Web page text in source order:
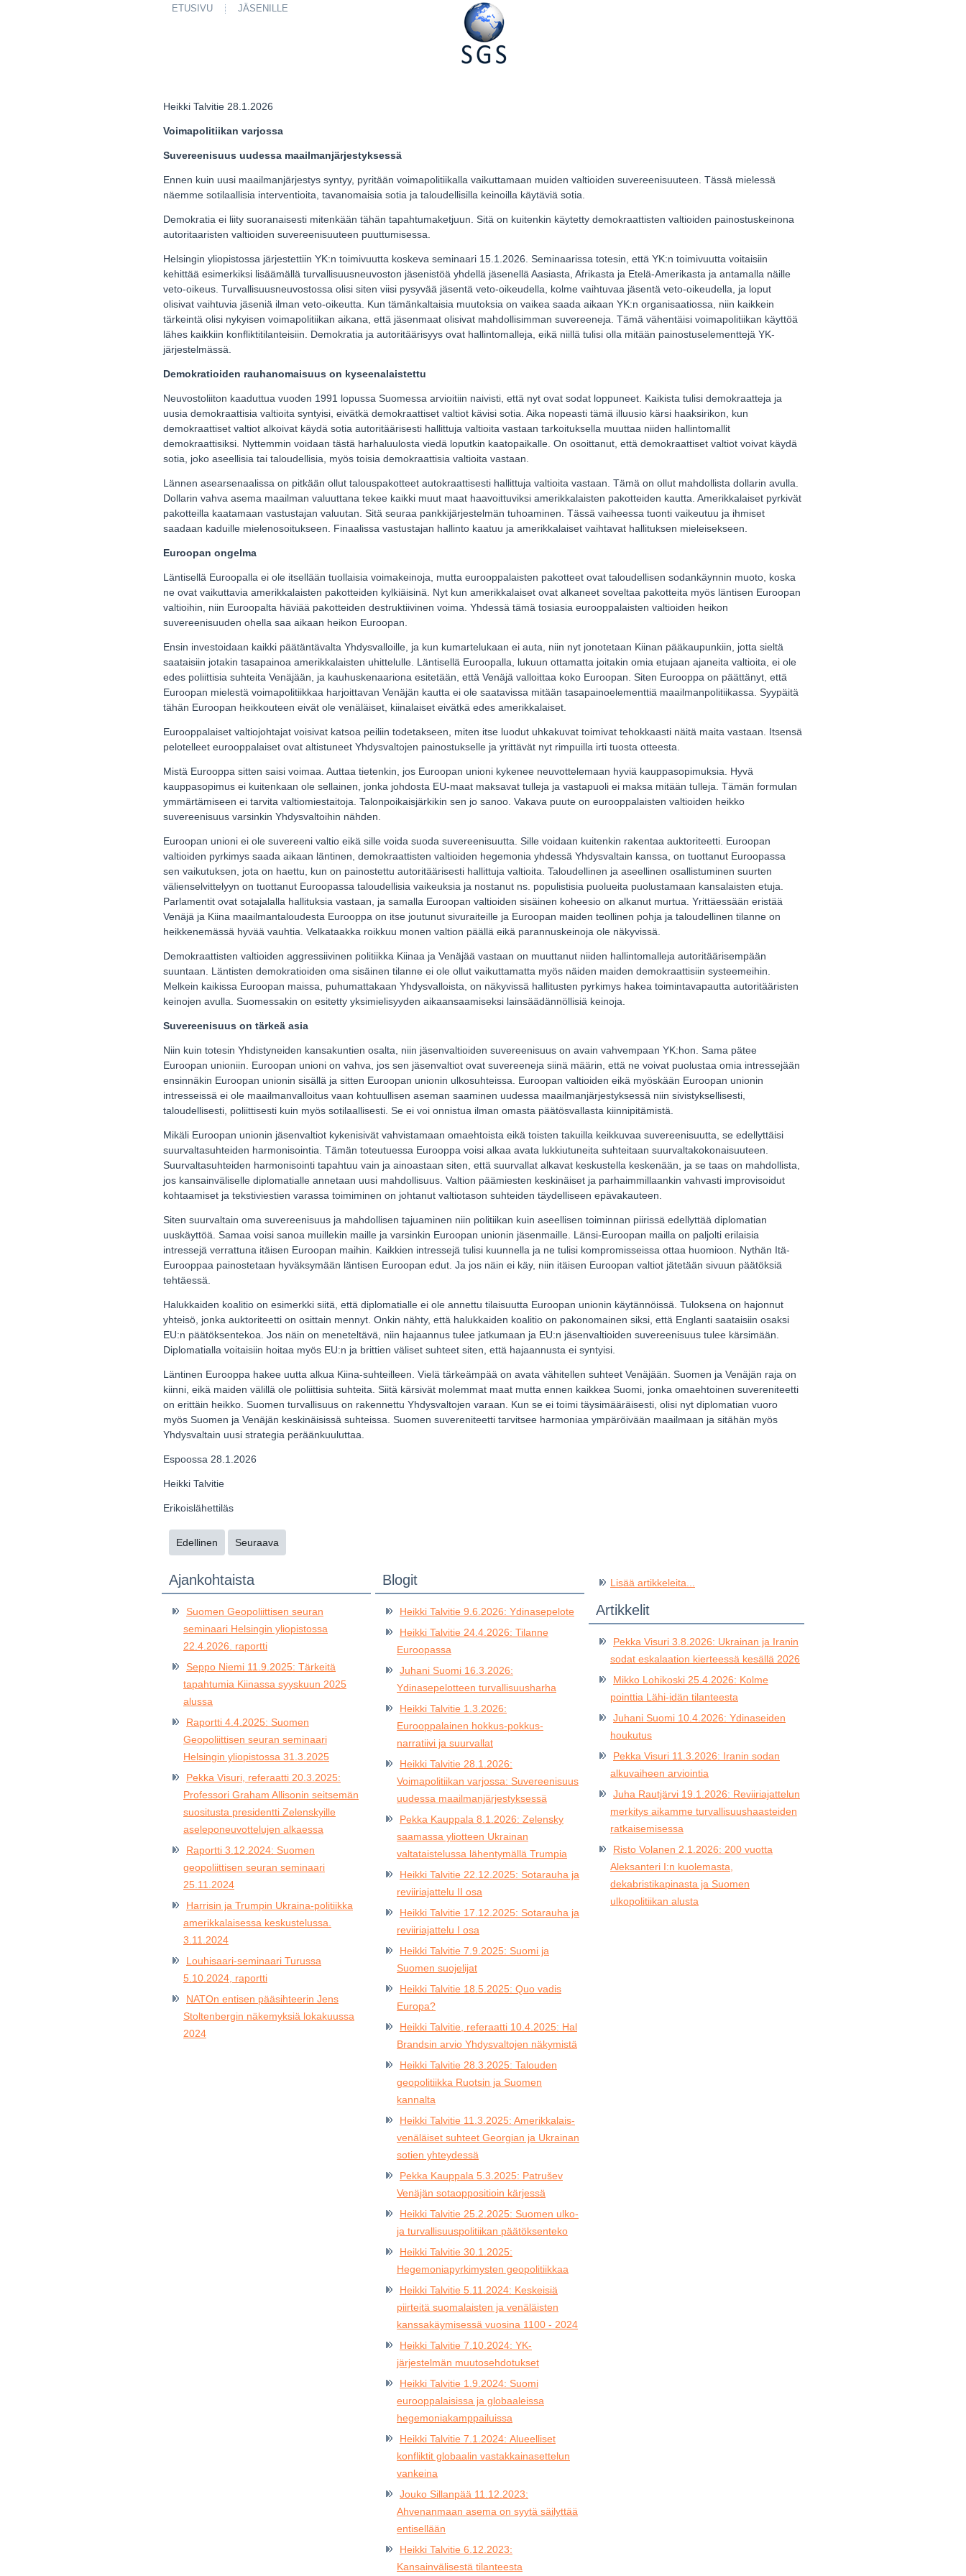
ETUSIVU JÄSENILLE
Heikki Talvitie 28.1.2026
Voimapolitiikan varjossa
Suvereenisuus uudessa maailmanjärjestyksessä
Ennen kuin uusi maailmanjärjestys syntyy, pyritään voimapolitiikalla vaikuttamaan muiden valtioiden suvereenisuuteen. Tässä mielessä
näemme sotilaallisia interventioita, tavanomaisia sotia ja taloudellisilla keinoilla käytäviä sotia.
Demokratia ei liity suoranaisesti mitenkään tähän tapahtumaketjuun. Sitä on kuitenkin käytetty demokraattisten valtioiden painostuskeinona
autoritaaristen valtioiden suvereenisuuteen puuttumisessa.
Helsingin yliopistossa järjestettiin YK:n toimivuutta koskeva seminaari 15.1.2026. Seminaarissa totesin, että YK:n toimivuutta voitaisiin
kehittää esimerkiksi lisäämällä turvallisuusneuvoston jäsenistöä yhdellä jäsenellä Aasiasta, Afrikasta ja Etelä-Amerikasta ja antamalla näille
veto-oikeus. Turvallisuusneuvostossa olisi siten viisi pysyvää jäsentä veto-oikeudella, kolme vaihtuvaa jäsentä veto-oikeudella, ja loput
olisivat vaihtuvia jäseniä ilman veto-oikeutta. Kun tämänkaltaisia muutoksia on vaikea saada aikaan YK:n organisaatiossa, niin kaikkein
tärkeintä olisi nykyisen voimapolitiikan aikana, että jäsenmaat olisivat mahdollisimman suvereeneja. Tämä vähentäisi voimapolitiikan käyttöä
lähes kaikkiin konfliktitilanteisiin. Demokratia ja autoritäärisyys ovat hallintomalleja, eikä niillä tulisi olla mitään painostuselementtejä YK-
järjestelmässä.
Demokratioiden rauhanomaisuus on kyseenalaistettu
Neuvostoliiton kaaduttua vuoden 1991 lopussa Suomessa arvioitiin naivisti, että nyt ovat sodat loppuneet. Kaikista tulisi demokraatteja ja
uusia demokraattisia valtioita syntyisi, eivätkä demokraattiset valtiot kävisi sotia. Aika nopeasti tämä illuusio kärsi haaksirikon, kun
demokraattiset valtiot alkoivat käydä sotia autoritäärisesti hallittuja valtioita vastaan tarkoituksella muuttaa niiden hallintomallit
demokraattisiksi. Nyttemmin voidaan tästä harhaluulosta viedä loputkin kaatopaikalle. On osoittanut, että demokraattiset valtiot voivat käydä
sotia, joko aseellisia tai taloudellisia, myös toisia demokraattisia valtioita vastaan.
Lännen asearsenaalissa on pitkään ollut talouspakotteet autokraattisesti hallittuja valtioita vastaan. Tämä on ollut mahdollista dollarin avulla.
Dollarin vahva asema maailman valuuttana tekee kaikki muut maat haavoittuviksi amerikkalaisten pakotteiden kautta. Amerikkalaiset pyrkivät
pakotteilla kaatamaan vastustajan valuutan. Sitä seuraa pankkijärjestelmän tuhoaminen. Tässä vaiheessa tuonti vaikeutuu ja ihmiset
saadaan kaduille mielenosoitukseen. Finaalissa vastustajan hallinto kaatuu ja amerikkalaiset vaihtavat hallituksen mieleisekseen.
Euroopan ongelma
Läntisellä Euroopalla ei ole itsellään tuollaisia voimakeinoja, mutta eurooppalaisten pakotteet ovat taloudellisen sodankäynnin muoto, koska
ne ovat vaikuttavia amerikkalaisten pakotteiden kylkiäisinä. Nyt kun amerikkalaiset ovat alkaneet soveltaa pakotteita myös läntisen Euroopan
valtioihin, niin Euroopalta häviää pakotteiden destruktiivinen voima. Yhdessä tämä tosiasia eurooppalaisten valtioiden heikon
suvereenisuuden ohella saa aikaan heikon Euroopan.
Ensin investoidaan kaikki päätäntävalta Yhdysvalloille, ja kun kumartelukaan ei auta, niin nyt jonotetaan Kiinan pääkaupunkiin, jotta sieltä
saataisiin jotakin tasapainoa amerikkalaisten uhittelulle. Läntisellä Euroopalla, lukuun ottamatta joitakin omia etujaan ajaneita valtioita, ei ole
edes poliittisia suhteita Venäjään, ja kauhuskenaariona esitetään, että Venäjä valloittaa koko Euroopan. Siten Eurooppa on päättänyt, että
Euroopan mielestä voimapolitiikkaa harjoittavan Venäjän kautta ei ole saatavissa mitään tasapainoelementtiä maailmanpolitiikassa. Syypäitä
tähän Euroopan heikkouteen eivät ole venäläiset, kiinalaiset eivätkä edes amerikkalaiset.
Eurooppalaiset valtiojohtajat voisivat katsoa peiliin todetakseen, miten itse luodut uhkakuvat toimivat tehokkaasti näitä maita vastaan. Itsensä
pelotelleet eurooppalaiset ovat altistuneet Yhdysvaltojen painostukselle ja yrittävät nyt rimpuilla irti tuosta otteesta.
Mistä Eurooppa sitten saisi voimaa. Auttaa tietenkin, jos Euroopan unioni kykenee neuvottelemaan hyviä kauppasopimuksia. Hyvä
kauppasopimus ei kuitenkaan ole sellainen, jonka johdosta EU-maat maksavat tulleja ja vastapuoli ei maksa mitään tulleja. Tämän formulan
ymmärtämiseen ei tarvita valtiomiestaitoja. Talonpoikaisjärkikin sen jo sanoo. Vakava puute on eurooppalaisten valtioiden heikko
suvereenisuus varsinkin Yhdysvaltoihin nähden.
Euroopan unioni ei ole suvereeni valtio eikä sille voida suoda suvereenisuutta. Sille voidaan kuitenkin rakentaa auktoriteetti. Euroopan
valtioiden pyrkimys saada aikaan läntinen, demokraattisten valtioiden hegemonia yhdessä Yhdysvaltain kanssa, on tuottanut Euroopassa
sen vaikutuksen, jota on haettu, kun on painostettu autoritäärisesti hallittuja valtioita. Taloudellinen ja aseellinen osallistuminen suurten
välienselvittelyyn on tuottanut Euroopassa taloudellisia vaikeuksia ja nostanut ns. populistisia puolueita puolustamaan kansalaisten etuja.
Parlamentit ovat sotajalalla hallituksia vastaan, ja samalla Euroopan valtioiden sisäinen koheesio on alkanut murtua. Yrittäessään eristää
Venäjä ja Kiina maailmantaloudesta Eurooppa on itse joutunut sivuraiteille ja Euroopan maiden teollinen pohja ja taloudellinen tilanne on
heikkenemässä hyvää vauhtia. Velkataakka roikkuu monen valtion päällä eikä parannuskeinoja ole näkyvissä.
Demokraattisten valtioiden aggressiivinen politiikka Kiinaa ja Venäjää vastaan on muuttanut niiden hallintomalleja autoritäärisempään
suuntaan. Läntisten demokratioiden oma sisäinen tilanne ei ole ollut vaikuttamatta myös näiden maiden demokraattisiin systeemeihin.
Melkein kaikissa Euroopan maissa, puhumattakaan Yhdysvalloista, on näkyvissä hallitusten pyrkimys hakea toimintavapautta autoritääristen
keinojen avulla. Suomessakin on esitetty yksimielisyyden aikaansaamiseksi lainsäädännöllisiä keinoja.
Suvereenisuus on tärkeä asia
Niin kuin totesin Yhdistyneiden kansakuntien osalta, niin jäsenvaltioiden suvereenisuus on avain vahvempaan YK:hon. Sama pätee
Euroopan unioniin. Euroopan unioni on vahva, jos sen jäsenvaltiot ovat suvereeneja siinä määrin, että ne voivat puolustaa omia intressejään
ensinnäkin Euroopan unionin sisällä ja sitten Euroopan unionin ulkosuhteissa. Euroopan valtioiden eikä myöskään Euroopan unionin
intresseissä ei ole maailmanvalloitus vaan kohtuullisen aseman saaminen uudessa maailmanjärjestyksessä niin sivistyksellisesti,
taloudellisesti, poliittisesti kuin myös sotilaallisesti. Se ei voi onnistua ilman omasta päätösvallasta kiinnipitämistä.
Mikäli Euroopan unionin jäsenvaltiot kykenisivät vahvistamaan omaehtoista eikä toisten takuilla keikkuvaa suvereenisuutta, se edellyttäisi
suurvaltasuhteiden harmonisointia. Tämän toteutuessa Eurooppa voisi alkaa avata lukkiutuneita suhteitaan suurvaltakokonaisuuteen.
Suurvaltasuhteiden harmonisointi tapahtuu vain ja ainoastaan siten, että suurvallat alkavat keskustella keskenään, ja se taas on mahdollista,
jos kansainväliselle diplomatialle annetaan uusi mahdollisuus. Valtion päämiesten keskinäiset ja parhaimmillaankin vahvasti improvisoidut
kohtaamiset ja tekstiviestien varassa toimiminen on johtanut valtiotason suhteiden täydelliseen epävakauteen.
Siten suurvaltain oma suvereenisuus ja mahdollisen tajuaminen niin politiikan kuin aseellisen toiminnan piirissä edellyttää diplomatian
uuskäyttöä. Samaa voisi sanoa muillekin maille ja varsinkin Euroopan unionin jäsenmaille. Länsi-Euroopan mailla on paljolti erilaisia
intressejä verrattuna itäisen Euroopan maihin. Kaikkien intressejä tulisi kuunnella ja ne tulisi kompromisseissa ottaa huomioon. Nythän Itä-
Eurooppaa painostetaan hyväksymään läntisen Euroopan edut. Ja jos näin ei käy, niin itäisen Euroopan valtiot jätetään sivuun päätöksiä
tehtäessä.
Halukkaiden koalitio on esimerkki siitä, että diplomatialle ei ole annettu tilaisuutta Euroopan unionin käytännöissä. Tuloksena on hajonnut
yhteisö, jonka auktoriteetti on osittain mennyt. Onkin nähty, että halukkaiden koalitio on pakonomainen siksi, että Englanti saataisiin osaksi
EU:n päätöksentekoa. Jos näin on meneteltävä, niin hajaannus tulee jatkumaan ja EU:n jäsenvaltioiden suvereenisuus tulee kärsimään.
Diplomatialla voitaisiin hoitaa myös EU:n ja brittien väliset suhteet siten, että hajaannusta ei syntyisi.
Läntinen Eurooppa hakee uutta alkua Kiina-suhteilleen. Vielä tärkeämpää on avata vähitellen suhteet Venäjään. Suomen ja Venäjän raja on
kiinni, eikä maiden välillä ole poliittisia suhteita. Siitä kärsivät molemmat maat mutta ennen kaikkea Suomi, jonka omaehtoinen suvereniteetti
on erittäin heikko. Suomen turvallisuus on rakennettu Yhdysvaltojen varaan. Kun se ei toimi täysimääräisesti, olisi nyt diplomatian vuoro
myös Suomen ja Venäjän keskinäisissä suhteissa. Suomen suvereniteetti tarvitsee harmoniaa ympäröivään maailmaan ja sitähän myös
Yhdysvaltain uusi strategia peräänkuuluttaa.
Espoossa 28.1.2026
Heikki Talvitie
Erikoislähettiläs
Edellinen Seuraava
Ajankohtaista
Suomen Geopoliittisen seuran
seminaari Helsingin yliopistossa
22.4.2026. raportti
Seppo Niemi 11.9.2025: Tärkeitä
tapahtumia Kiinassa syyskuun 2025
alussa
Raportti 4.4.2025: Suomen
Geopoliittisen seuran seminaari
Helsingin yliopistossa 31.3.2025
Pekka Visuri, referaatti 20.3.2025:
Professori Graham Allisonin seitsemän
suositusta presidentti Zelenskyille
aseleponeuvottelujen alkaessa
Raportti 3.12.2024: Suomen
geopoliittisen seuran seminaari
25.11.2024
Harrisin ja Trumpin Ukraina-politiikka
amerikkalaisessa keskustelussa.
3.11.2024
Louhisaari-seminaari Turussa
5.10.2024, raportti
NATOn entisen pääsihteerin Jens
Stoltenbergin näkemyksiä lokakuussa
2024
Blogit
Heikki Talvitie 9.6.2026: Ydinasepelote
Heikki Talvitie 24.4.2026: Tilanne
Euroopassa
Juhani Suomi 16.3.2026:
Ydinasepelotteen turvallisuusharha
Heikki Talvitie 1.3.2026:
Eurooppalainen hokkus-pokkus-
narratiivi ja suurvallat
Heikki Talvitie 28.1.2026:
Voimapolitiikan varjossa: Suvereenisuus
uudessa maailmanjärjestyksessä
Pekka Kauppala 8.1.2026: Zelensky
saamassa yliotteen Ukrainan
valtataistelussa lähentymällä Trumpia
Heikki Talvitie 22.12.2025: Sotarauha ja
reviiriajattelu II osa
Heikki Talvitie 17.12.2025: Sotarauha ja
reviiriajattelu I osa
Heikki Talvitie 7.9.2025: Suomi ja
Suomen suojelijat
Heikki Talvitie 18.5.2025: Quo vadis
Europa?
Heikki Talvitie, referaatti 10.4.2025: Hal
Brandsin arvio Yhdysvaltojen näkymistä
Heikki Talvitie 28.3.2025: Talouden
geopolitiikka Ruotsin ja Suomen
kannalta
Heikki Talvitie 11.3.2025: Amerikkalais-
venäläiset suhteet Georgian ja Ukrainan
sotien yhteydessä
Pekka Kauppala 5.3.2025: Patrušev
Venäjän sotaoppositioin kärjessä
Heikki Talvitie 25.2.2025: Suomen ulko-
ja turvallisuuspolitiikan päätöksenteko
Heikki Talvitie 30.1.2025:
Hegemoniapyrkimysten geopolitiikkaa
Heikki Talvitie 5.11.2024: Keskeisiä
piirteitä suomalaisten ja venäläisten
kanssakäymisessä vuosina 1100 - 2024
Heikki Talvitie 7.10.2024: YK-
järjestelmän muutosehdotukset
Heikki Talvitie 1.9.2024: Suomi
eurooppalaisissa ja globaaleissa
hegemoniakamppailuissa
Heikki Talvitie 7.1.2024: Alueelliset
konfliktit globaalin vastakkainasettelun
vankeina
Jouko Sillanpää 11.12.2023:
Ahvenanmaan asema on syytä säilyttää
entisellään
Heikki Talvitie 6.12.2023:
Kansainvälisestä tilanteesta
Lisää artikkeleita...
Artikkelit
Pekka Visuri 3.8.2026: Ukrainan ja Iranin
sodat eskalaation kierteessä kesällä 2026
Mikko Lohikoski 25.4.2026: Kolme
pointtia Lähi-idän tilanteesta
Juhani Suomi 10.4.2026: Ydinaseiden
houkutus
Pekka Visuri 11.3.2026: Iranin sodan
alkuvaiheen arviointia
Juha Rautjärvi 19.1.2026: Reviiriajattelun
merkitys aikamme turvallisuushaasteiden
ratkaisemisessa
Risto Volanen 2.1.2026: 200 vuotta
Aleksanteri I:n kuolemasta,
dekabristikapinasta ja Suomen
ulkopolitiikan alusta